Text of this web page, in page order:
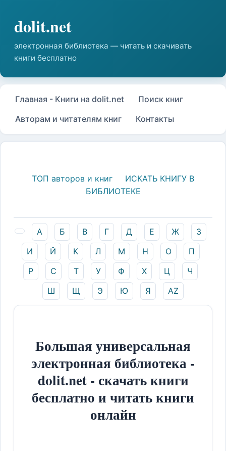
Главная - Книги на dolit.net
Поиск книг
Авторам и читателям книг
Контакты
ТОП авторов и книг
ИСКАТЬ КНИГУ В
БИБЛИОТЕКЕ
А Б В Г Д Е Ж
З
И
Й К Л М Н О
П
Р
С Т У Ф Х Ц
Ч
Ш
Щ Э Ю Я AZ
Большая универсальная
электронная библиотека -
dolit.net - скачать книги
бесплатно и читать книги
онлайн